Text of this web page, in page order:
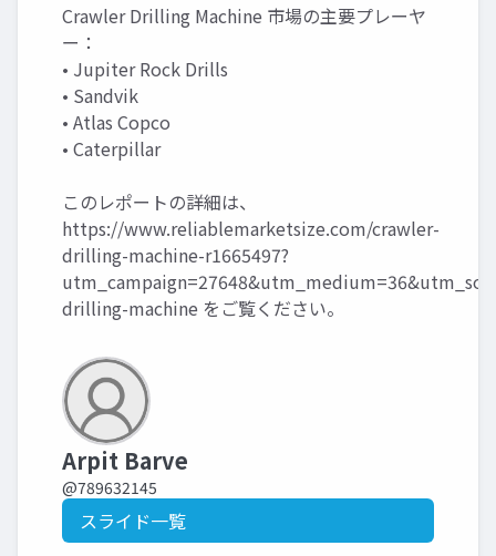
Crawler Drilling Machine 市場の主要プレーヤ
ー：
• Jupiter Rock Drills
• Sandvik
• Atlas Copco
• Caterpillar
このレポートの詳細は、
https://www.reliablemarketsize.com/crawler-
drilling-machine-r1665497?
drilling-machine をご覧ください。
Arpit Barve
@789632145
スライド一覧